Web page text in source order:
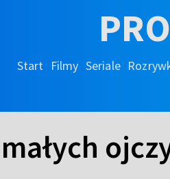
Start Filmy Seriale